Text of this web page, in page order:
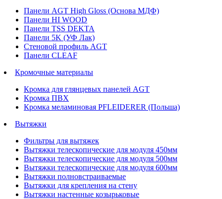
Панели AGT High Gloss (Основа МДФ)
Панели HI WOOD
Панели TSS DEKTA
Панели 5K (УФ Лак)
Стеновой профиль AGT
Панели CLEAF
Кромочные материалы
Кромка для глянцевых панелей AGT
Кромка ПВХ
Кромка меламиновая PFLEIDERER (Польша)
Вытяжки
Фильтры для вытяжек
Вытяжки телескопические для модуля 450мм
Вытяжки телескопические для модуля 500мм
Вытяжки телескопические для модуля 600мм
Вытяжки полновстраиваемые
Вытяжки для крепления на стену
Вытяжки настенные козырьковые